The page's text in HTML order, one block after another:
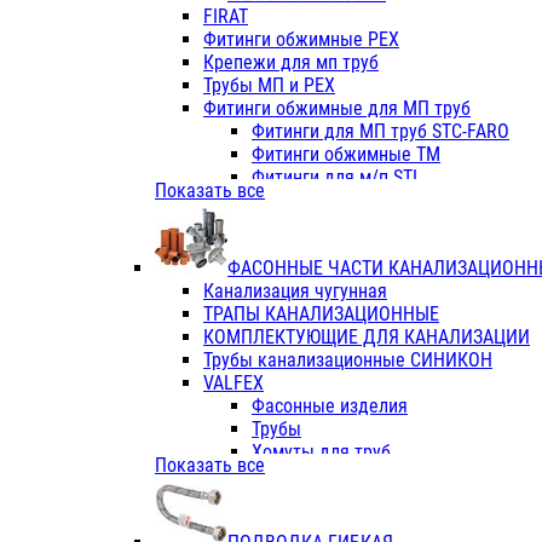
Фитинги ПП белые
Фитинги ПП белые
Фитинги ППс металл.белые
VALFEX
Трубы PE-RT
Трубы ПП водопровод белые
Трубы ПП водопровод серые
Трубы армированные
Трубы армированные
Фитинги с металл. серые
Фитинги ПП (серые)
Фитинги ПП белые
Краны
Фитинги ПП (белые)
Фитинги ПП с металлом белые
ПК КОНТУР
Краны полипропиленовые
Трубы полипропиленивые
FIRAT
Фитинги обжимные PEX
Крепежи для мп труб
Трубы МП и PEX
Фитинги обжимные для МП труб
Фитинги для МП труб STC-FARO
Фитинги обжимные ТМ
Фитинги для м/п STI
Фитинги для МП труб TITAN
TK
VALFEX
Показать все
ФАСОННЫЕ ЧАСТИ
Канализация чугунная
ТРАПЫ КАНАЛИЗАЦИОННЫЕ
КОМПЛЕКТУЮЩИЕ ДЛЯ КАНАЛИЗАЦИИ
Трубы канализационные СИНИКОН
VALFEX
Фасонные изделия
Трубы
Хомуты для труб
ПВХ (стройполимер)
Показать все